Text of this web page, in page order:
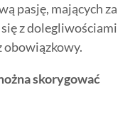
pasję, mających za
z dolegliwościami
skorygować